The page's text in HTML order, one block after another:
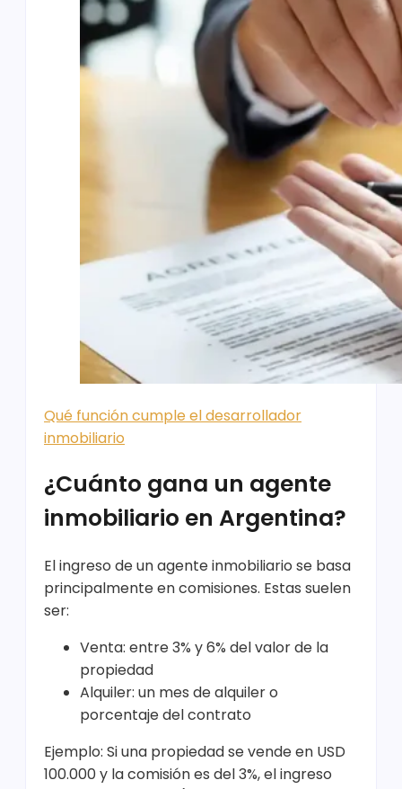
Qué función cumple el desarrollador
inmobiliario
¿Cuánto gana un agente
inmobiliario en Argentina?
El ingreso de un agente inmobiliario se basa
principalmente en comisiones. Estas suelen
ser:
Venta: entre 3% y 6% del valor de la
propiedad
Alquiler: un mes de alquiler o
porcentaje del contrato
Ejemplo: Si una propiedad se vende en USD
100.000 y la comisión es del 3%, el ingreso